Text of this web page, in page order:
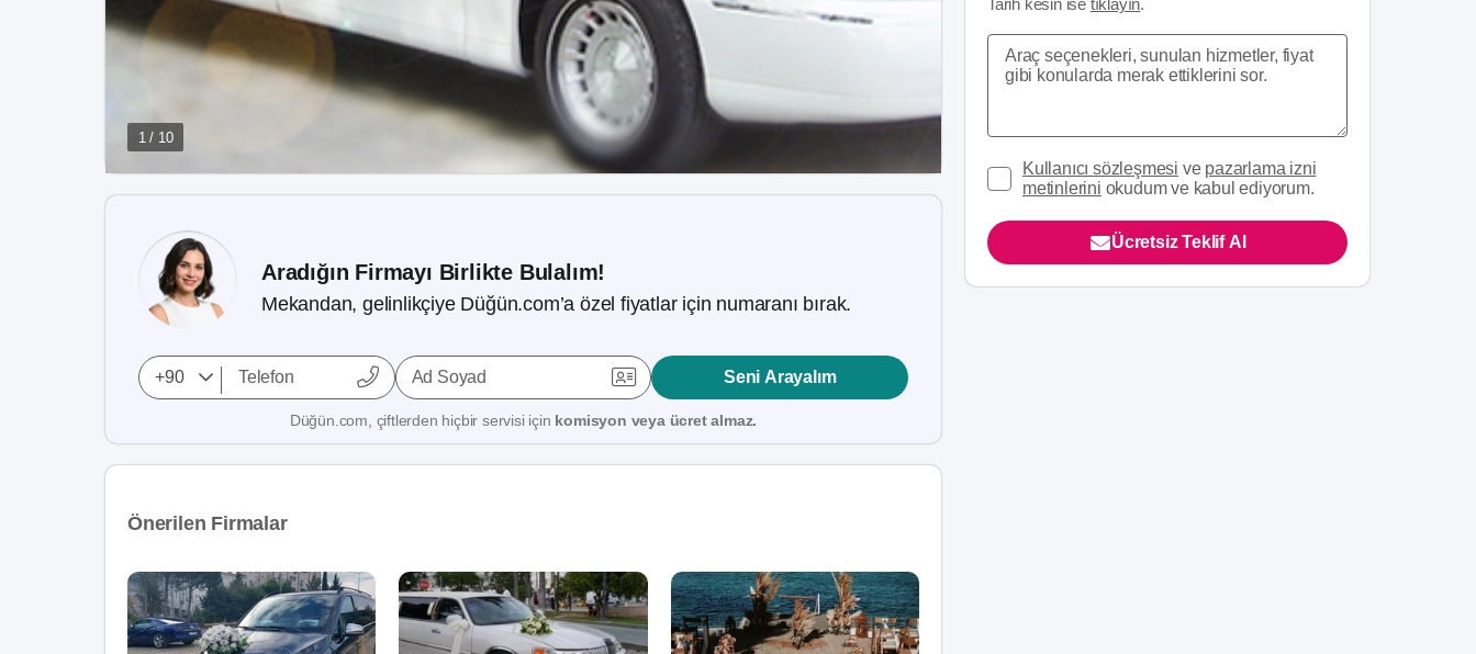
1 / 10
Aradığın Firmayı Birlikte Bulalım!
Mekandan, gelinlikçiye Düğün.com’a özel fiyatlar için numaranı bırak.
Ad Soyad Seni Arayalım
Düğün.com, çiftlerden hiçbir servisi için komisyon veya ücret almaz.
Önerilen Firmalar
Tarih kesin ise tıklayın.
Kullanıcı sözleşmesi ve pazarlama izni
metinlerini okudum ve kabul ediyorum.
Ücretsiz Teklif Al